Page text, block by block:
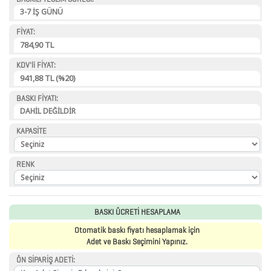
BİTKİ
YETİŞTİRME
ÜRÜNLERİ
BLOKNOTLAR
ÇAKI
TORNAVİDA
SETİ
ÇAKMAKLAR
&
3-7 İŞ GÜNÜ
FİYAT:
784,90 TL
KDV'li FİYAT:
941,88 TL(%20)
BASKI FİYATI:
DAHİL DEĞİLDİR
KAPASİTE
RENK
BASKI ÜCRETİ HESAPLAMA
Otomatik baskı fiyatı hesaplamak için
Adet ve Baskı Seçimini Yapınız.
ÖN SİPARİŞ ADETİ: